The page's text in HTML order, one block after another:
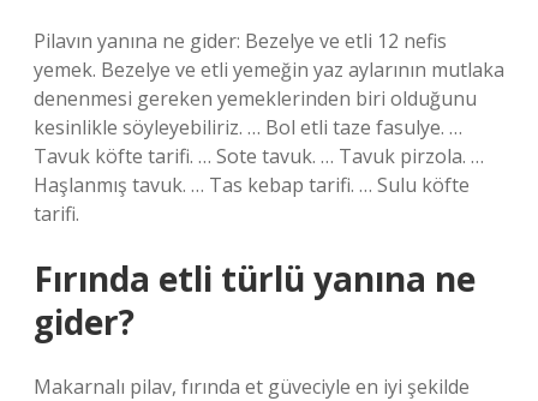
Pilavın yanına ne gider: Bezelye ve etli 12 nefis
yemek. Bezelye ve etli yemeğin yaz aylarının mutlaka
denenmesi gereken yemeklerinden biri olduğunu
kesinlikle söyleyebiliriz. … Bol etli taze fasulye. …
Tavuk köfte tarifi. … Sote tavuk. … Tavuk pirzola. …
Haşlanmış tavuk. … Tas kebap tarifi. … Sulu köfte
tarifi.
Fırında etli türlü yanına ne
gider?
Makarnalı pilav, fırında et güveciyle en iyi şekilde